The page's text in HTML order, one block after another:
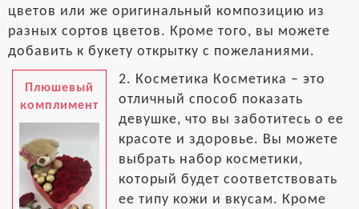
цветов или же оригинальный композицию из
разных сортов цветов. Кроме того, вы можете
добавить к букету открытку с пожеланиями.
Плюшевый
комплимент
2. Косметика Косметика – это
отличный способ показать
девушке, что вы заботитесь о ее
красоте и здоровье. Вы можете
выбрать набор косметики,
который будет соответствовать
ее типу кожи и вкусам. Кроме